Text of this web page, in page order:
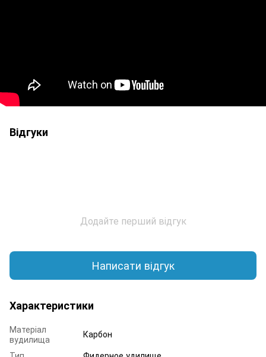
Відгуки
Додайте перший відгук
Написати відгук
Характеристики
Матеріал
вудилища
Карбон